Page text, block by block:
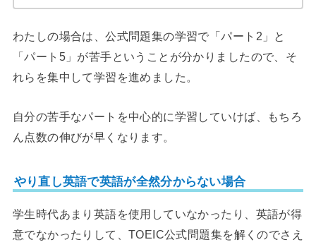
わたしの場合は、公式問題集の学習で「パート2」と
「パート5」が苦手ということが分かりましたので、そ
れらを集中して学習を進めました。
自分の苦手なパートを中心的に学習していけば、もちろ
ん点数の伸びが早くなります。
やり直し英語で英語が全然分からない場合
学生時代あまり英語を使用していなかったり、英語が得
意でなかったりして、TOEIC公式問題集を解くのでさえ